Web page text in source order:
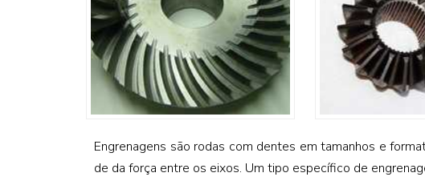
Engrenagens são rodas com dentes em tamanhos e
de da força entre os eixos. Um tipo específico de